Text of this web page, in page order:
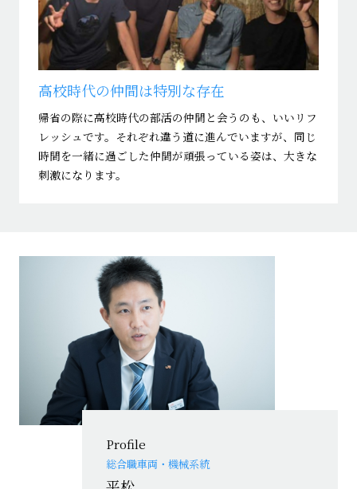
高校時代の仲間は特別な存在
帰省の際に高校時代の部活の仲間と会うのも、いいリフ
レッシュです。それぞれ違う道に進んでいますが、同じ
時間を一緒に過ごした仲間が頑張っている姿は、大きな
刺激になります。
Profile
総合職車両・機械系統